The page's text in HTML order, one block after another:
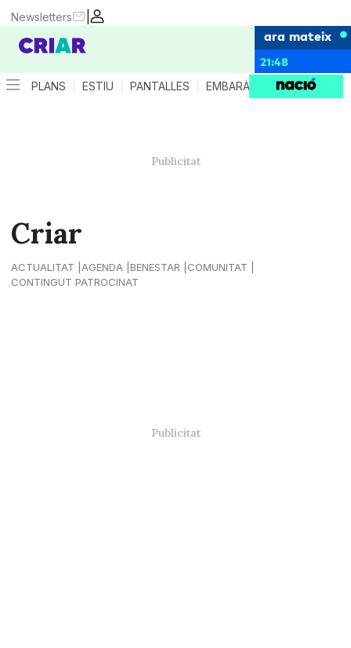
|
Newsletters
ara mateix
21:48
PLANS ESTIU PANTALLES EMBARÀS CRIANÇA
Criar
ACTUALITAT AGENDA BENESTAR
COMUNITAT
CONTINGUT PATROCINAT